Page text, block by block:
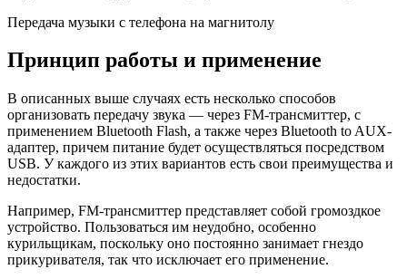
Передача музыки с телефона на магнитолу
Принцип работы и применение
В описанных выше случаях есть несколько способов
организовать передачу звука — через FM-трансмиттер, с
применением Bluetooth Flash, а также через Bluetooth to AUX-
адаптер, причем питание будет осуществляться посредством
USB. У каждого из этих вариантов есть свои преимущества и
недостатки.
Например, FM-трансмиттер представляет собой громоздкое
устройство. Пользоваться им неудобно, особенно
курильщикам, поскольку оно постоянно занимает гнездо
прикуривателя, так что исключает его применение.